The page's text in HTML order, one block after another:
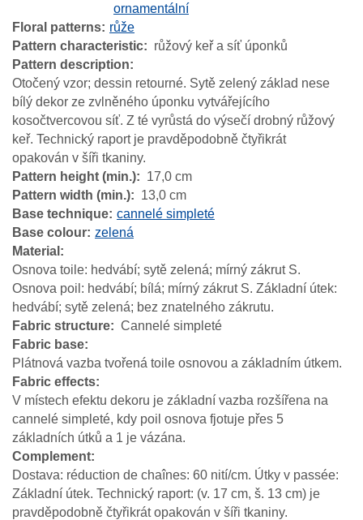
ornamentální
Floral patterns
růže
Pattern characteristic
růžový keř a síť úponků
Pattern description
Otočený vzor; dessin retourné. Sytě zelený základ nese
bílý dekor ze zvlněného úponku vytvářejícího
kosočtvercovou síť. Z té vyrůstá do výsečí drobný růžový
keř. Technický raport je pravděpodobně čtyřikrát
opakován v šíři tkaniny.
Pattern height (min.)
17,0 cm
Pattern width (min.)
13,0 cm
Base technique cannelé simpleté
Base colour zelená
Material
Osnova toile: hedvábí; sytě zelená; mírný zákrut S.
Osnova poil: hedvábí; bílá; mírný zákrut S. Základní útek:
hedvábí; sytě zelená; bez znatelného zákrutu.
Fabric structure
Cannelé simpleté
Fabric base
Plátnová vazba tvořená toile osnovou a základním útkem.
Fabric effects
V místech efektu dekoru je základní vazba rozšířena na
cannelé simpleté, kdy poil osnova fjotuje přes 5
základních útků a 1 je vázána.
Complement
Dostava: réduction de chaînes: 60 nití/cm. Útky v passée:
Základní útek. Technický raport: (v. 17 cm, š. 13 cm) je
pravděpodobně čtyřikrát opakován v šíři tkaniny.